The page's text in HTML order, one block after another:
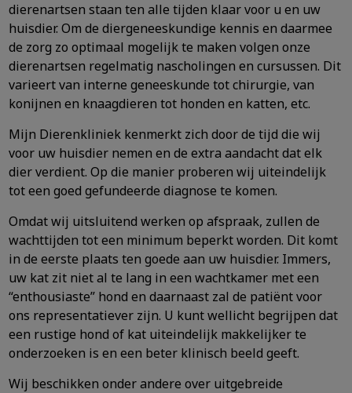
dierenartsen staan ten alle tijden klaar voor u en uw
huisdier. Om de diergeneeskundige kennis en daarmee
de zorg zo optimaal mogelijk te maken volgen onze
dierenartsen regelmatig nascholingen en cursussen. Dit
varieert van interne geneeskunde tot chirurgie, van
konijnen en knaagdieren tot honden en katten, etc.
Mijn Dierenkliniek kenmerkt zich door de tijd die wij
voor uw huisdier nemen en de extra aandacht dat elk
dier verdient. Op die manier proberen wij uiteindelijk
tot een goed gefundeerde diagnose te komen.
Omdat wij uitsluitend werken op afspraak, zullen de
wachttijden tot een minimum beperkt worden. Dit komt
in de eerste plaats ten goede aan uw huisdier. Immers,
uw kat zit niet al te lang in een wachtkamer met een
“enthousiaste” hond en daarnaast zal de patiënt voor
ons representatiever zijn. U kunt wellicht begrijpen dat
een rustige hond of kat uiteindelijk makkelijker te
onderzoeken is en een beter klinisch beeld geeft.
Wij beschikken onder andere over uitgebreide